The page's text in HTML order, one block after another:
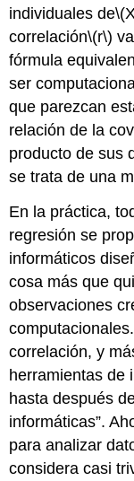
individuales de
correlación\(r\)
fórmula
ser
que parezcan
relación de la
producto de sus
se trata de una
En la práctica,
regresión se
informáticos
cosa más que
observaciones
correlación, y
herramientas de
hasta después
informáticas”.
para analizar
considera casi